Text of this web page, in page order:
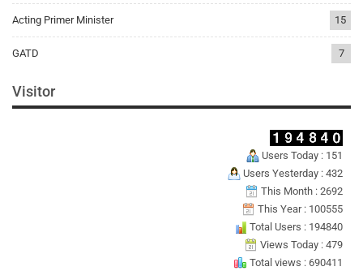
Acting Primer Minister 15
GATD 7
Visitor
Users Today : 151
Users Yesterday : 432
This Month : 2692
This Year : 100555
Total Users : 194840
Views Today : 479
Total views : 690411